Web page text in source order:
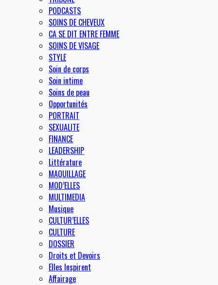
PODCASTS
SOINS DE CHEVEUX
CA SE DIT ENTRE FEMME
SOINS DE VISAGE
STYLE
Soin de corps
Soin intime
Soins de peau
Opportunités
PORTRAIT
SEXUALITE
FINANCE
LEADERSHIP
Littérature
MAQUILLAGE
MOD’ELLES
MULTIMEDIA
Musique
CULTUR’ELLES
CULTURE
DOSSIER
Droits et Devoirs
Elles Inspirent
Affairage